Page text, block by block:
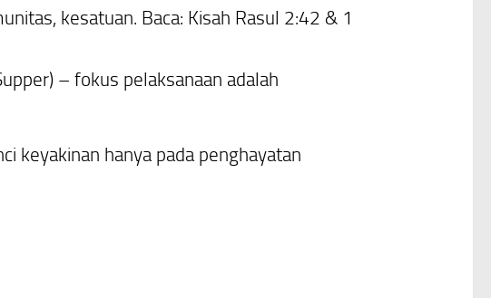
kesatuan. Baca: Kisah Rasul 2:42 & 1
– fokus pelaksanaan adalah
keyakinan hanya pada penghayatan